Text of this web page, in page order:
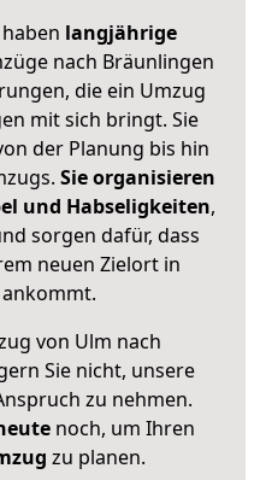
langjährige
nach Bräunlingen
die ein Umzug
mit sich bringt. Sie
der Planung bis hin
Sie organisieren
und Habseligkeiten,
sorgen dafür, dass
neuen Zielort in
von Ulm nach
Sie nicht, unsere
zu nehmen.
noch, um Ihren
zu planen.